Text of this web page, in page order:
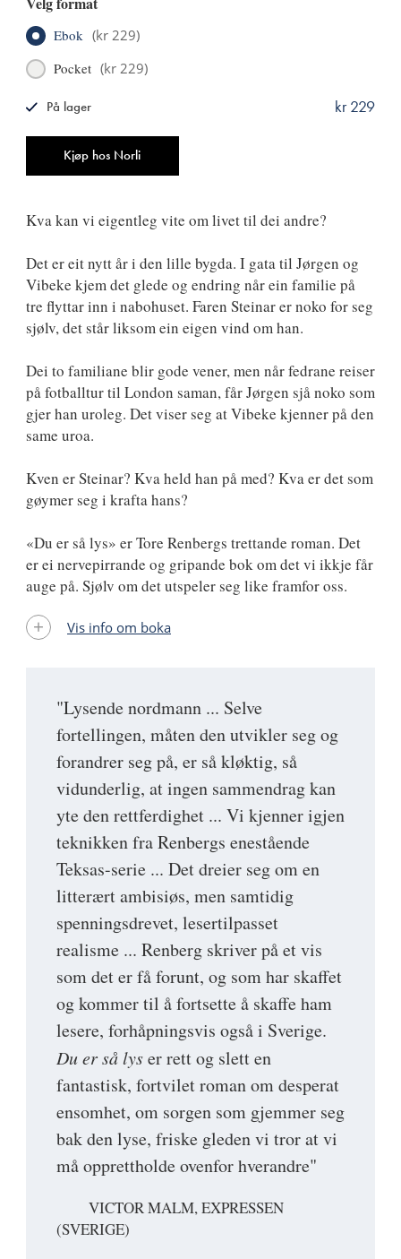
Ebok (kr 229)
Pocket (kr 229)
Kjøp hos Norli
kr 229
På lager
"Lysende nordmann ... Selve
fortellingen, måten den utvikler seg og
forandrer seg på, er så kløktig, så
vidunderlig, at ingen sammendrag kan
yte den rettferdighet ... Vi kjenner igjen
teknikken fra Renbergs enestående
Teksas-serie ... Det dreier seg om en
litterært ambisiøs, men samtidig
spenningsdrevet, lesertilpasset
realisme ... Renberg skriver på et vis
som det er få forunt, og som har skaffet
og kommer til å fortsette å skaffe ham
lesere, forhåpningsvis også i Sverige.
Du er så lyser rett og slett en
fantastisk, fortvilet roman om desperat
ensomhet, om sorgen som gjemmer seg
bak den lyse, friske gleden vi tror at vi
må opprettholde ovenfor hverandre"
VICTOR MALM, EXPRESSEN
(SVERIGE)
Kva kan vi eigentleg vite om livet til dei andre?
Det er eit nytt år i den lille bygda. I gata til Jørgen og
Vibeke kjem det glede og endring når ein familie på
tre flyttar inn i nabohuset. Faren Steinar er noko for seg
sjølv, det står liksom ein eigen vind om han.
Dei to familiane blir gode vener, men når fedrane reiser
på fotballtur til London saman, får Jørgen sjå noko som
gjer han uroleg. Det viser seg at Vibeke kjenner på den
same uroa.
Kven er Steinar? Kva held han på med? Kva er det som
gøymer seg i krafta hans?
«Du er så lys» er Tore Renbergs trettande roman. Det
er ei nervepirrande og gripande bok om det vi ikkje får
auge på. Sjølv om det utspeler seg like framfor oss.
Vis info om boka